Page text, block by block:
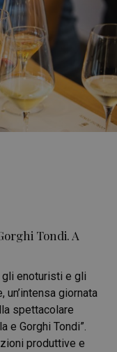
Tondi. A
gli enoturisti e gli
un’intensa giornata
spettacolare
e Gorghi Tondi”.
produttive e